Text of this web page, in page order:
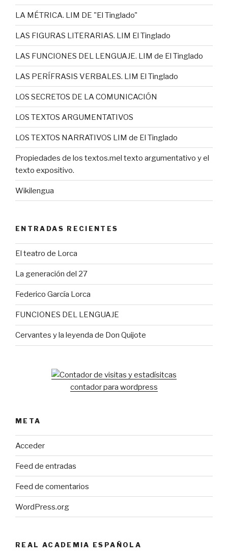
LA MÉTRICA. LIM DE "El Tinglado"
LAS FIGURAS LITERARIAS. LIM El Tinglado
LAS FUNCIONES DEL LENGUAJE. LIM de El Tinglado
LAS PERÍFRASIS VERBALES. LIM El Tinglado
LOS SECRETOS DE LA COMUNICACIÓN
LOS TEXTOS ARGUMENTATIVOS
LOS TEXTOS NARRATIVOS LIM de El Tinglado
Propiedades de los textos.mel texto argumentativo y el
texto expositivo.
Wikilengua
ENTRADAS RECIENTES
El teatro de Lorca
La generación del 27
Federico García Lorca
FUNCIONES DEL LENGUAJE
Cervantes y la leyenda de Don Quijote
contador para wordpress
META
Acceder
Feed de entradas
Feed de comentarios
WordPress.org
REAL ACADEMIA ESPAÑOLA